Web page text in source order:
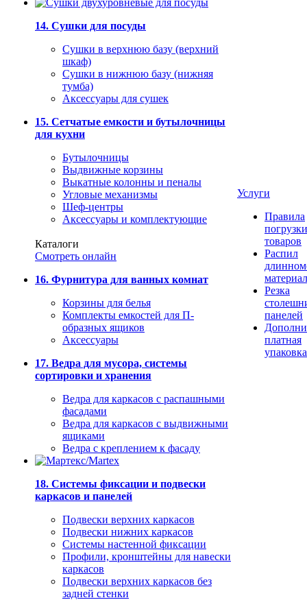
14. Сушки для посуды
Сушки в верхнюю базу (верхний
шкаф)
Сушки в нижнюю базу (нижняя
тумба)
Аксессуары для сушек
15. Сетчатые емкости и бутылочницы
для кухни
Бутылочницы
Выдвижные корзины
Выкатные колонны и пеналы
Угловые механизмы
Шеф-центры
Аксессуары и комплектующие
Каталоги
Смотреть онлайн
16. Фурнитура для ванных комнат
Корзины для белья
Комплекты емкостей для П-
образных ящиков
Аксессуары
17. Ведра для мусора, системы
сортировки и хранения
Ведра для каркасов с распашными
фасадами
Ведра для каркасов с выдвижными
ящиками
Ведра с креплением к фасаду
18. Системы фиксации и подвески
каркасов и панелей
Подвески верхних каркасов
Подвески нижних каркасов
Системы настенной фиксации
Профили, кронштейны для навески
каркасов
Подвески верхних каркасов без
задней стенки
Услуги
Правила
погрузки
товаров
Распил
Резка
панелей
платная
упаковка